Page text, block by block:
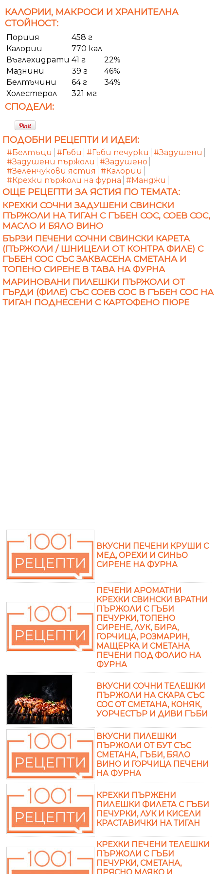
КАЛОРИИ, МАКРОСИ И ХРАНИТЕЛНА
СТОЙНОСТ:
Порция
458 г
Калории
770 кал
Въглехидрати 41 г
22%
Мазнини
39 г
46%
Белтъчини
64 г
34%
Холестерол
321 мг
СПОДЕЛИ:
ПОДОБНИ РЕЦЕПТИ И ИДЕИ:
#Белтъци #Гъби #Гъби печурки
#Задушени
#Задушени пържоли
#Задушено
#Зеленчукови ястия
#Калории
#Крехки пържоли на фурна #Манджи
ОЩЕ РЕЦЕПТИ ЗА ЯСТИЯ ПО ТЕМАТА:
КРЕХКИ СОЧНИ ЗАДУШЕНИ СВИНСКИ
ПЪРЖОЛИ НА ТИГАН С ГЪБЕН СОС, СОЕВ СОС,
МАСЛО И БЯЛО ВИНО
БЪРЗИ ПЕЧЕНИ СОЧНИ СВИНСКИ КАРЕТА
(ПЪРЖОЛИ / ШНИЦЕЛИ ОТ КОНТРА ФИЛЕ) С
ГЪБЕН СОС СЪС ЗАКВАСЕНА СМЕТАНА И
ТОПЕНО СИРЕНЕ В ТАВА НА ФУРНА
МАРИНОВАНИ ПИЛЕШКИ ПЪРЖОЛИ ОТ
ГЪРДИ (ФИЛЕ) СЪС СОЕВ СОС В ГЪБЕН СОС НА
ТИГАН ПОДНЕСЕНИ С КАРТОФЕНО ПЮРЕ
ВКУСНИ ПЕЧЕНИ КРУШИ С
МЕД, ОРЕХИ И СИНЬО
СИРЕНЕ НА ФУРНА
ПЕЧЕНИ АРОМАТНИ
КРЕХКИ СВИНСКИ ВРАТНИ
ПЪРЖОЛИ С ГЪБИ
ПЕЧУРКИ, ТОПЕНО
СИРЕНЕ, ЛУК, БИРА,
ГОРЧИЦА, РОЗМАРИН,
МАЩЕРКА И СМЕТАНА
ПЕЧЕНИ ПОД ФОЛИО НА
ФУРНА
ВКУСНИ СОЧНИ ТЕЛЕШКИ
ПЪРЖОЛИ НА СКАРА СЪС
СОС ОТ СМЕТАНА, КОНЯК,
УОРЧЕСТЪР И ДИВИ ГЪБИ
ВКУСНИ ПИЛЕШКИ
ПЪРЖОЛИ ОТ БУТ СЪС
СМЕТАНА, ГЪБИ, БЯЛО
ВИНО И ГОРЧИЦА ПЕЧЕНИ
НА ФУРНА
КРЕХКИ ПЪРЖЕНИ
ПИЛЕШКИ ФИЛЕТА С ГЪБИ
ПЕЧУРКИ, ЛУК И КИСЕЛИ
КРАСТАВИЧКИ НА ТИГАН
КРЕХКИ ПЕЧЕНИ ТЕЛЕШКИ
ПЪРЖОЛИ С ГЪБИ
ПЕЧУРКИ, СМЕТАНА,